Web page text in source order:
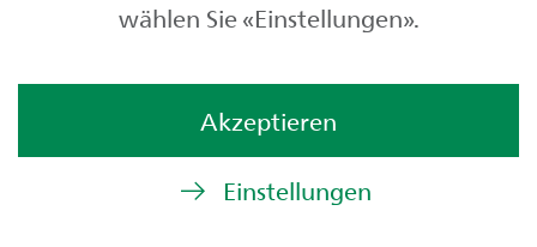
© St.Galler Kantonalbank AG
wählen Sie «Einstellungen».
Akzeptieren
Einstellungen